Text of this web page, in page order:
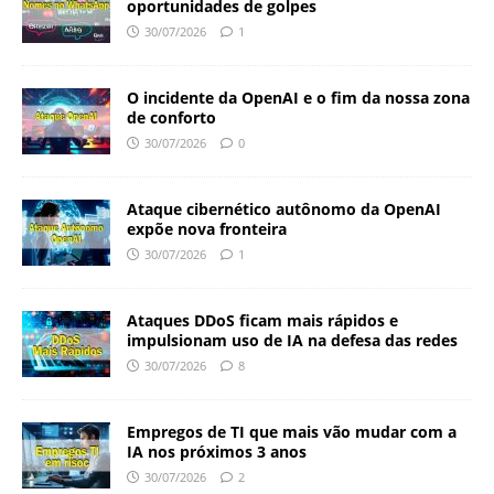
oportunidades de golpes
30/07/2026 1
O incidente da OpenAI e o fim da nossa zona
de conforto
30/07/2026 0
Ataque cibernético autônomo da OpenAI
expõe nova fronteira
30/07/2026 1
Ataques DDoS ficam mais rápidos e
impulsionam uso de IA na defesa das redes
30/07/2026 8
Empregos de TI que mais vão mudar com a
IA nos próximos 3 anos
30/07/2026 2